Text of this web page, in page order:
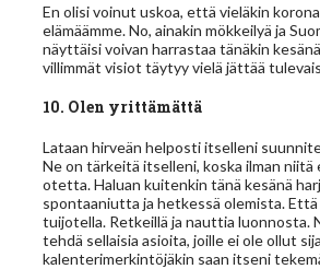
En olisi voinut uskoa, että vieläkin
elämäämme. No, ainakin mökkeilyä ja
näyttäisi voivan harrastaa tänäkin
villimmät visiot täytyy vielä jättää
10. Olen yrittämättä
Lataan hirveän helposti itselleni
Ne on tärkeitä itselleni, koska ilman niitä
otetta. Haluan kuitenkin tänä kesänä
spontaaniutta ja hetkessä olemista. Että
tuijotella. Retkeillä ja nauttia luonnosta.
tehdä sellaisia asioita, joille ei ole ollut
kalenterimerkintöjäkin saan itseni